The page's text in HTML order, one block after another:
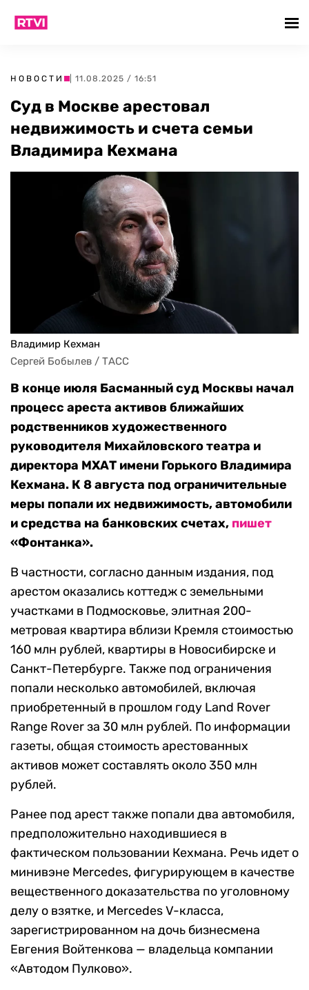
НОВОСТИ | 11.08.2025 / 16:51
Суд в Москве арестовал
недвижимость и счета семьи
Владимира Кехмана
Владимир Кехман
Сергей Бобылев / ТАСС
В конце июля Басманный суд Москвы начал
процесс ареста активов ближайших
родственников художественного
руководителя Михайловского театра и
директора МХАТ имени Горького Владимира
Кехмана. К 8 августа под ограничительные
меры попали их недвижимость, автомобили
и средства на банковских счетах, пишет
«Фонтанка».
В частности, согласно данным издания, под
арестом оказались коттедж с земельными
участками в Подмосковье, элитная 200-
метровая квартира вблизи Кремля стоимостью
160 млн рублей, квартиры в Новосибирске и
Санкт-Петербурге. Также под ограничения
попали несколько автомобилей, включая
приобретенный в прошлом году Land Rover
Range Rover за 30 млн рублей. По информации
газеты, общая стоимость арестованных
активов может составлять около 350 млн
рублей.
Ранее под арест также попали два автомобиля,
предположительно находившиеся в
фактическом пользовании Кехмана. Речь идет о
минивэне Mercedes, фигурирующем в качестве
вещественного доказательства по уголовному
делу о взятке, и Mercedes V-класса,
зарегистрированном на дочь бизнесмена
Евгения Войтенкова — владельца компании
«Автодом Пулково».